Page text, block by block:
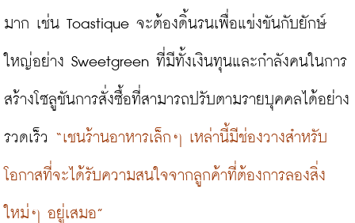
มาก เช่น Toastique จะต้องดิ้นรนเพื่อแข่งขันกับยักษ์
ใหญ่อย่าง Sweetgreen ที่มีทั้งเงินทุนและกำลังคนในการ
สร้างโซลูชันการสั่งซื้อที่สามารถปรับตามรายบุคคลได้อย่าง
รวดเร็ว “เชนร้านอาหารเล็กๆ เหล่านี้มีช่องวางสำหรับ
โอกาสที่จะได้รับความสนใจจากลูกค้าที่ต้องการลองสิ่ง
ใหม่ๆ อยู่เสมอ”